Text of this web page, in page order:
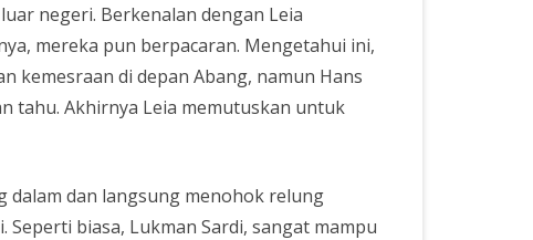
negeri. Berkenalan dengan Leia
mereka pun berpacaran. Mengetahui ini,
kemesraan di depan Abang, namun Hans
tahu. Akhirnya Leia memutuskan untuk
dalam dan langsung menohok relung
biasa, Lukman Sardi, sangat mampu